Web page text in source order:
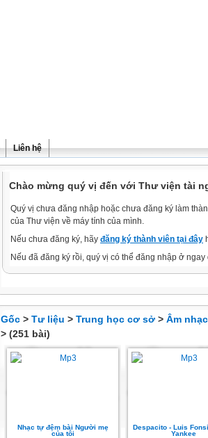
Liên hệ
Chào mừng quý vị đến với Thư viện tài
Quý vị chưa đăng nhập hoặc chưa đăng ký làm
của Thư viện về máy tính của mình.
Nếu chưa đăng ký, hãy đăng ký thành viên tại đây
Nếu đã đăng ký rồi, quý vị có thể đăng nhập ở ngay
Gốc > Tư liệu > Trung học cơ sở > Âm nhạc
> (251 bài)
Nhạc tự đệm bài Người mẹ
của tôi
Despacito - Luis
Yankee